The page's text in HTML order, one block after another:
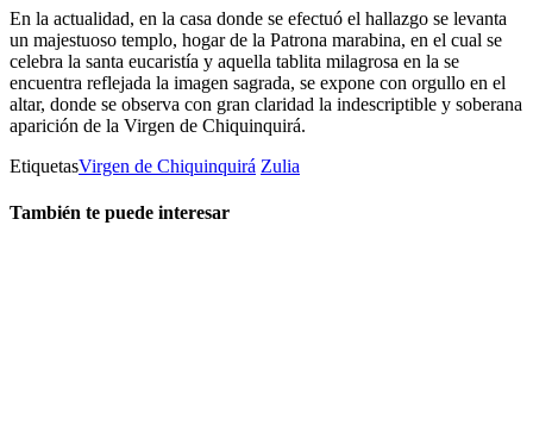
En la actualidad, en la casa donde se efectuó el hallazgo se levanta
un majestuoso templo, hogar de la Patrona marabina, en el cual se
celebra la santa eucaristía y aquella tablita milagrosa en la se
encuentra reflejada la imagen sagrada, se expone con orgullo en el
altar, donde se observa con gran claridad la indescriptible y soberana
aparición de la Virgen de Chiquinquirá.
EtiquetasVirgen de Chiquinquirá Zulia
También te puede interesar